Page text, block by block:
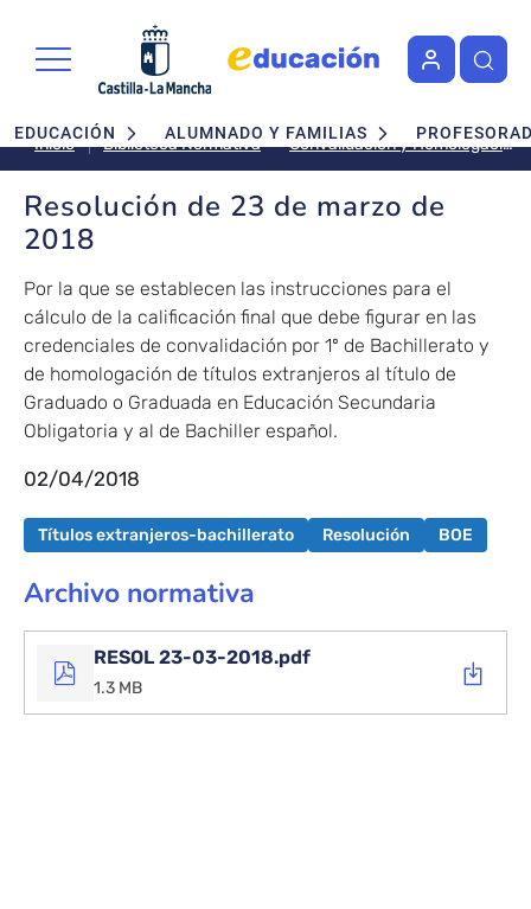
Navegación principal
EDUCACIÓN ALUMNADO Y FAMILIAS
Inicio Biblioteca Normativa Convalidación y Homologación
Resolución de 23 de marzo de
2018
Por la que se establecen las instrucciones para el
cálculo de la calificación final que debe figurar en las
credenciales de convalidación por 1º de Bachillerato y
de homologación de títulos extranjeros al título de
Graduado o Graduada en Educación Secundaria
Obligatoria y al de Bachiller español.
02/04/2018
Títulos extranjeros-bachillerato Resolución BOE
Archivo normativa
RESOL 23-03-2018.pdf
1.3 MB